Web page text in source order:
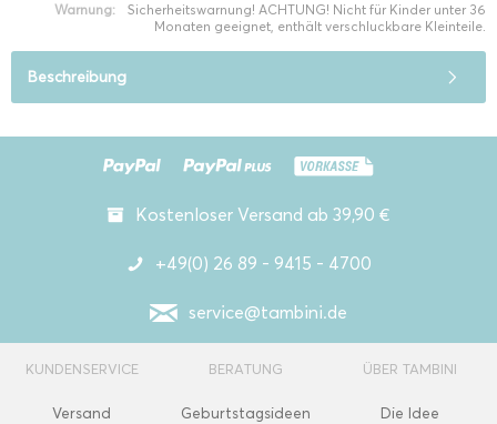
Warnung:
Sicherheitswarnung! ACHTUNG! Nicht für Kinder unter 36
Monaten geeignet, enthält verschluckbare Kleinteile.
Beschreibung
Kostenloser Versand ab 39,90 €
+49(0) 26 89 - 9415 - 4700
service@tambini.de
KUNDENSERVICE
Versand
BERATUNG
Geburtstagsideen
ÜBER TAMBINI
Die Idee